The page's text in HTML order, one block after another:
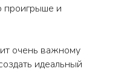
проигрыше и
очень важному
идеальный